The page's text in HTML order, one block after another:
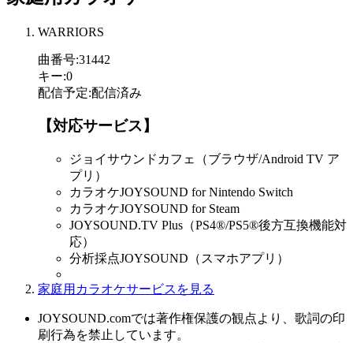
WARRIORS
曲番号:31442
キー:0
配信予定:配信済み
【対応サービス】
ジョイサウンドカフェ（ブラウザ/Android TV ア
プリ）
カラオケJOYSOUND for Nintendo Switch
カラオケJOYSOUND for Steam
JOYSOUND.TV Plus（PS4®/PS5®後方互換機能対
応）
分析採点JOYSOUND（スマホアプリ）
家庭用カラオケサービスを見る
JOYSOUND.comでは著作権保護の観点より、歌詞の印
刷行為を禁止しています。